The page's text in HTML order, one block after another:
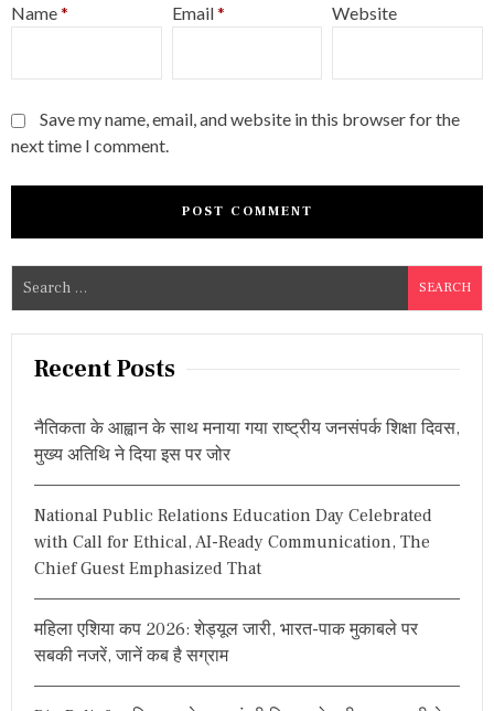
Name* Email* Website
Save my name, email, and website in this browser for the
next time I comment.
a
Recent Posts
नैतिकता के आह्वान के साथ मनाया गया राष्ट्रीय जनसंपर्क शिक्षा दिवस,
मुख्य अतिथि ने दिया इस पर जोर
National Public Relations Education Day Celebrated
with Call for Ethical, AI-Ready Communication, The
Chief Guest Emphasized That
महिला एशिया कप 2026: शेड्यूल जारी, भारत-पाक मुकाबले पर
सबकी नजरें, जानें कब है सग्राम